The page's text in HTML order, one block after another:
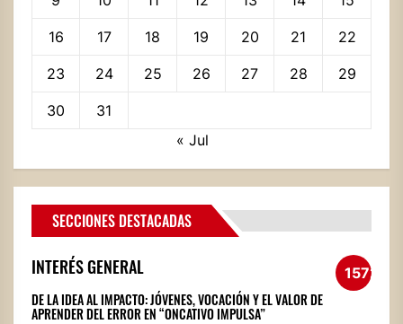
16 17 18 19 20 21 22
23 24 25 26 27 28 29
30
31
« Jul
SECCIONES DESTACADAS
INTERÉS GENERAL 1572
DE LA IDEA AL IMPACTO: JÓVENES, VOCACIÓN Y EL VALOR DE
APRENDER DEL ERROR EN “ONCATIVO IMPULSA”